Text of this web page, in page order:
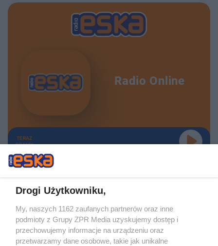
Radio Online
TERAZ
GRAMY
Żaden utwór zamieszczony w serwisie nie może być powielany i
rozpowszechniany lub dalej rozpowszechniany w jakikolwiek sposób (w
tym także elektroniczny lub mechaniczny) na jakimkolwiek polu
eksploatacji w jakiejkolwiek formie, włącznie z umieszczaniem w Internecie
bez pisemnej zgody właściciela praw. Jakiekolwiek użycie lub
Drogi Użytkowniku,
My, naszych 1162 zaufanych partnerów oraz inne
podmioty z Grupy ZPR Media uzyskujemy dostęp i
przechowujemy informacje na urządzeniu oraz
przetwarzamy dane osobowe, takie jak unikalne